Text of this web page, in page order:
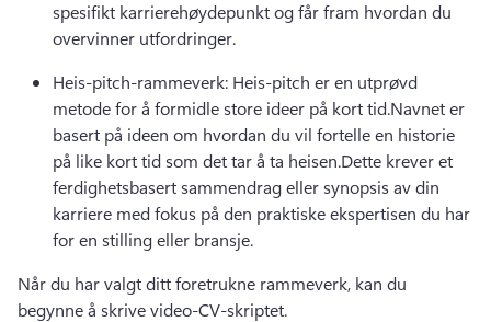
spesifikt karrierehøydepunkt og får fram hvordan du
overvinner utfordringer.
Heis-pitch-rammeverk: Heis-pitch er en utprøvd
metode for å formidle store ideer på kort tid.Navnet er
basert på ideen om hvordan du vil fortelle en historie
på like kort tid som det tar å ta heisen.Dette krever et
ferdighetsbasert sammendrag eller synopsis av din
karriere med fokus på den praktiske ekspertisen du har
for en stilling eller bransje.
Når du har valgt ditt foretrukne rammeverk, kan du
begynne å skrive video-CV-skriptet.